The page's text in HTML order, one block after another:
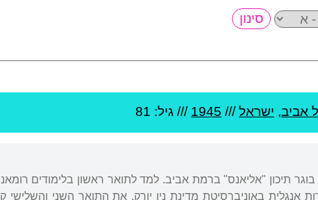
אביב, ישראל///
1945 /// גיל: 81
תיכון "אליאנס" ברמת אביב. למד לתואר ראשון בלימודים
ספרות אנגלית באוניברסיטת מדינת ניו יורק. את התואר השני